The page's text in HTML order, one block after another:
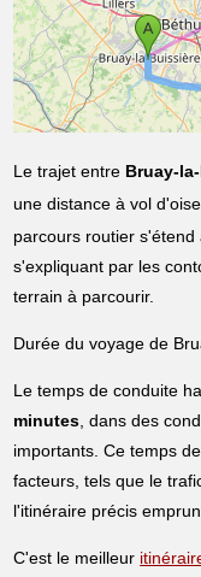
Le trajet entre Bruay-
une distance à vol
parcours routier
s'expliquant par les
terrain à parcourir.
Durée du voyage de
Le temps de conduite
minutes, dans des
importants. Ce temps
facteurs, tels que le
l'itinéraire précis
C'est le meilleur